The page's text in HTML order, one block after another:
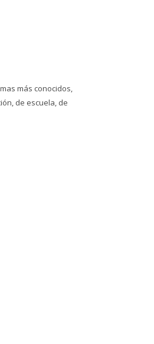
más conocidos,
de escuela, de